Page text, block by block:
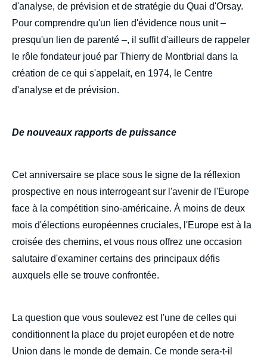
d'analyse, de prévision et de stratégie du Quai d'Orsay.
Pour comprendre qu'un lien d'évidence nous unit –
presqu'un lien de parenté –, il suffit d'ailleurs de rappeler
le rôle fondateur joué par Thierry de Montbrial dans la
création de ce qui s'appelait, en 1974, le Centre
d'analyse et de prévision.
De nouveaux rapports de puissance
Cet anniversaire se place sous le signe de la réflexion
prospective en nous interrogeant sur l'avenir de l'Europe
face à la compétition sino-américaine. À moins de deux
mois d'élections européennes cruciales, l'Europe est à la
croisée des chemins, et vous nous offrez une occasion
salutaire d'examiner certains des principaux défis
auxquels elle se trouve confrontée.
La question que vous soulevez est l'une de celles qui
conditionnent la place du projet européen et de notre
Union dans le monde de demain. Ce monde sera-t-il